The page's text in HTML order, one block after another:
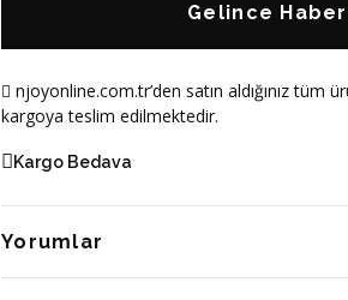
Gelince
njoyonline.com.tr’den satın aldığınız tüm
kargoya teslim edilmektedir.
Kargo Bedava
Yorumlar